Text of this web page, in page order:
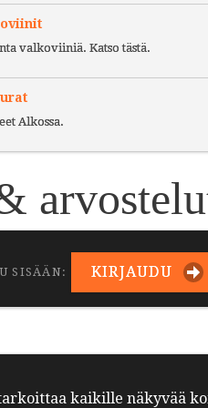
valkoviiniä. Katso tästä.
Alkossa.
SISÄÄN: KIRJAUDU
kaikille näkyvää